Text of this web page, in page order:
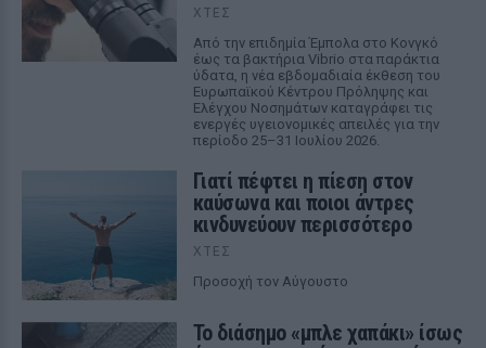
ΧΤΕΣ
Από την επιδημία Έμπολα στο Κονγκό
έως τα βακτήρια Vibrio στα παράκτια
ύδατα, η νέα εβδομαδιαία έκθεση του
Ευρωπαϊκού Κέντρου Πρόληψης και
Ελέγχου Νοσημάτων καταγράφει τις
ενεργές υγειονομικές απειλές για την
περίοδο 25–31 Ιουλίου 2026.
Γιατί πέφτει η πίεση στον
καύσωνα και ποιοι άντρες
κινδυνεύουν περισσότερο
ΧΤΕΣ
Προσοχή τον Αύγουστο
Το διάσημο «μπλε χαπάκι» ίσως